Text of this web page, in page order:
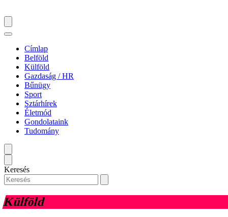
Címlap
Belföld
Külföld
Gazdaság / HR
Bűnügy
Sport
Sztárhírek
Életmód
Gondolataink
Tudomány
Keresés
Külföld